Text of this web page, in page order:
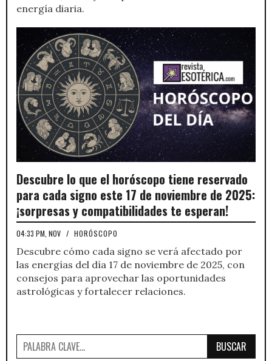
energía diaria.
Descubre lo que el horóscopo tiene reservado
para cada signo este 17 de noviembre de 2025:
¡sorpresas y compatibilidades te esperan!
04:33 PM, NOV / HORÓSCOPO
Descubre cómo cada signo se verá afectado por
las energías del día 17 de noviembre de 2025, con
consejos para aprovechar las oportunidades
astrológicas y fortalecer relaciones.
BUSCAR